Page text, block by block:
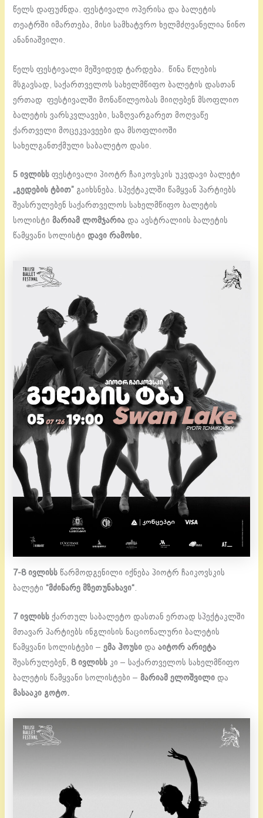
წელს დაფუძნდა. ფესტივალი ოპერისა და ბალეტის
თეატრში იმართება, მისი სამხატვრო ხელმძღვანელია ნინო
ანანიაშვილი.
წელს ფესტივალი მეშვიდედ ტარდება. წინა წლების
მსგავსად, საქართველოს სახელმწიფო ბალეტის დასთან
ერთად ფესტივალში მონაწილეობას მიიღებენ მსოფლიო
ბალეტის ვარსკვლავები, საზღვარგარეთ მოღვაწე
ქართველი მოცეკვავეები და მსოფლიოში
სახელგანთქმული საბალეტო დასი.
5 ივლისს ფესტივალი პიოტრ ჩაიკოვსკის უკვდავი ბალეტი
„გედების ტბით” გაიხსნება. სპექტაკლში წამყვან პარტიებს
შეასრულებენ საქართველოს სახელმწიფო ბალეტის
სოლისტიმარიამ ლომჯარია და ავსტრალიის ბალეტის
წამყვანი სოლისტიდავი რამოსი.
7-8 ივლისს წარმოდგენილი იქნება პიოტრ ჩაიკოვსკის
ბალეტი“მძინარე მზეთუნახავი“
7 ივლისსქართულ საბალეტო დასთან ერთად სპექტაკლში
მთავარ პარტიებს ინგლისის ნაციონალური ბალეტის
წამყვანი სოლისტები –ემა ჰოუსიდააიტორ არიეტა
შეასრულებენ,8 ივლისს კი – საქართველოს სახელმწიფო
ბალეტის წამყვანი სოლისტები –მარიამ ელოშვილი და
მასააკი გოტო.